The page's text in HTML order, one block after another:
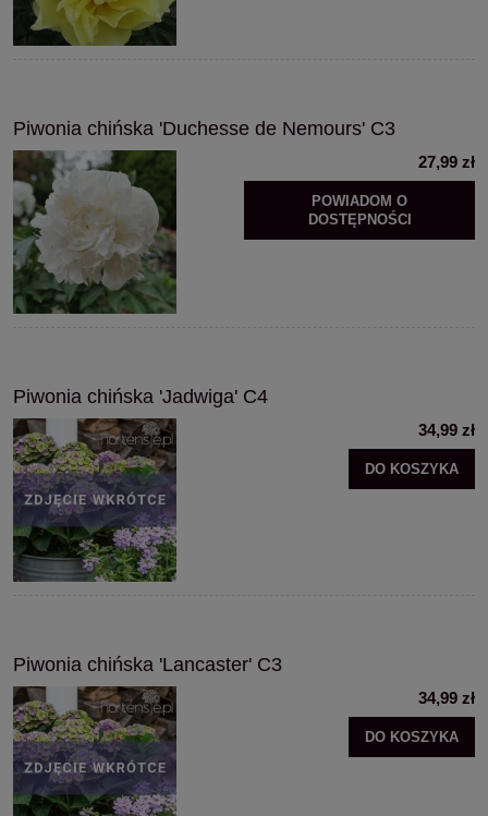
Piwonia chińska 'Duchesse de Nemours' C3
27,99 zł
POWIADOM O
DOSTĘPNOŚCI
Piwonia chińska 'Jadwiga' C4
34,99 zł
DO KOSZYKA
Piwonia chińska 'Lancaster' C3
34,99 zł
DO KOSZYKA